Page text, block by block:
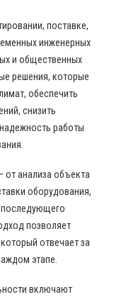
поставке,
инженерных
и общественных
решения, которые
обеспечить
снизить
работы
анализа объекта
оборудования,
позволяет
отвечает за
этапе.
включают